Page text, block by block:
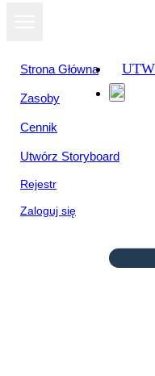
Strona Główna
Zasoby
Cennik
Utwórz Storyboard
Rejestr
Zaloguj się
Wyświetl jako
pokaz slajdów